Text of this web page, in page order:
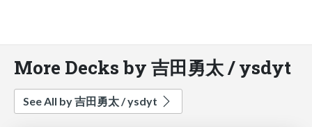
More Decks by 吉田勇太 / ysdyt
See All by 吉田勇太 / ysdyt